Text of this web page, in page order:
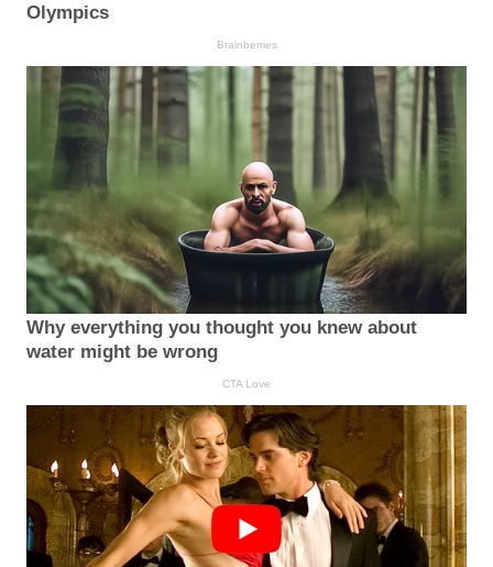
Olympics
Brainberries
Why everything you thought you knew about
water might be wrong
CTA Love